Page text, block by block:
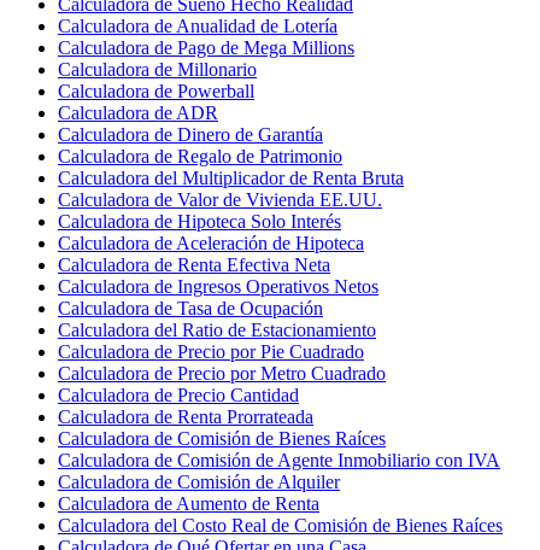
Calculadora de Anualidad de Lotería
Calculadora de Pago de Mega Millions
Calculadora de Millonario
Calculadora de Powerball
Calculadora de ADR
Calculadora de Dinero de Garantía
Calculadora de Regalo de Patrimonio
Calculadora del Multiplicador de Renta Bruta
Calculadora de Valor de Vivienda EE.UU.
Calculadora de Hipoteca Solo Interés
Calculadora de Aceleración de Hipoteca
Calculadora de Renta Efectiva Neta
Calculadora de Ingresos Operativos Netos
Calculadora de Tasa de Ocupación
Calculadora del Ratio de Estacionamiento
Calculadora de Precio por Pie Cuadrado
Calculadora de Precio por Metro Cuadrado
Calculadora de Precio Cantidad
Calculadora de Renta Prorrateada
Calculadora de Comisión de Bienes Raíces
Calculadora de Comisión de Agente Inmobiliario con IVA
Calculadora de Comisión de Alquiler
Calculadora de Aumento de Renta
Calculadora del Costo Real de Comisión de Bienes Raíces